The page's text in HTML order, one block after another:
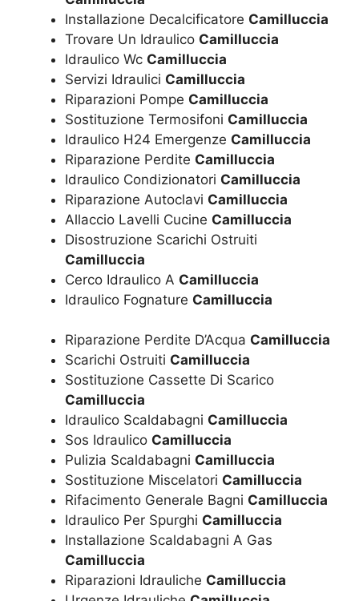
Installazione Decalcificatore Camilluccia
Trovare Un Idraulico Camilluccia
Idraulico Wc Camilluccia
Servizi Idraulici Camilluccia
Riparazioni Pompe Camilluccia
Sostituzione Termosifoni Camilluccia
Idraulico H24 Emergenze Camilluccia
Riparazione Perdite Camilluccia
Idraulico Condizionatori Camilluccia
Riparazione Autoclavi Camilluccia
Allaccio Lavelli Cucine Camilluccia
Disostruzione Scarichi Ostruiti
Camilluccia
Cerco Idraulico A Camilluccia
Idraulico Fognature Camilluccia
Riparazione Perdite D’Acqua Camilluccia
Scarichi Ostruiti Camilluccia
Sostituzione Cassette Di Scarico
Camilluccia
Idraulico Scaldabagni Camilluccia
Sos Idraulico Camilluccia
Pulizia Scaldabagni Camilluccia
Sostituzione Miscelatori Camilluccia
Rifacimento Generale Bagni Camilluccia
Idraulico Per Spurghi Camilluccia
Installazione Scaldabagni A Gas
Camilluccia
Riparazioni Idrauliche Camilluccia